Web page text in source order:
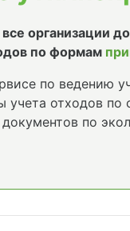
организации
по формам
по ведению
отходов по
по